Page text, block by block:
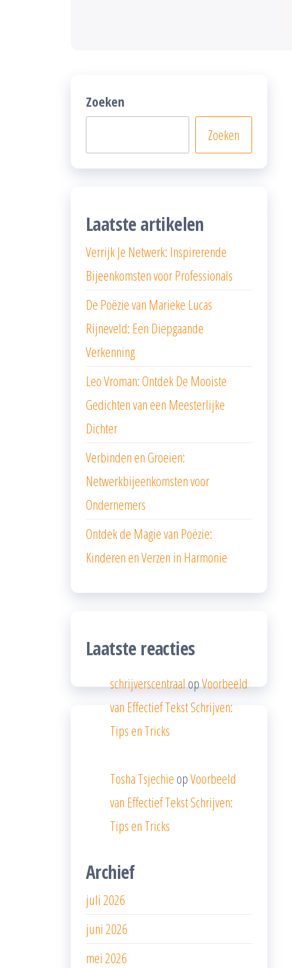
Zoeken
Zoeken
Laatste artikelen
Verrijk Je Netwerk: Inspirerende
Bijeenkomsten voor Professionals
De Poëzie van Marieke Lucas
Rijneveld: Een Diepgaande
Verkenning
Leo Vroman: Ontdek De Mooiste
Gedichten van een Meesterlijke
Dichter
Verbinden en Groeien:
Netwerkbijeenkomsten voor
Ondernemers
Ontdek de Magie van Poëzie:
Kinderen en Verzen in Harmonie
Laatste reacties
schrijverscentraalopVoorbeeld
van Effectief Tekst Schrijven:
Tips en Tricks
Tosha Tsjechie opVoorbeeld
van Effectief Tekst Schrijven:
Tips en Tricks
Archief
juli 2026
juni 2026
mei 2026